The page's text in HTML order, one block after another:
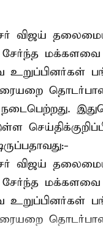
விஜய்
சேர்ந்த மக்களவை
உறுப்பினர்கள்
விஜய்
சேர்ந்த மக்களவை
உறுப்பினர்கள்